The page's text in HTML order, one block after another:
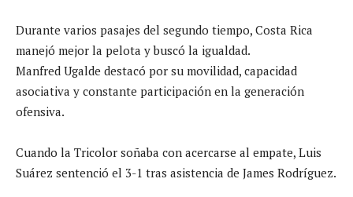
Durante varios pasajes del segundo tiempo, Costa Rica
manejó mejor la pelota y buscó la igualdad.
Manfred Ugalde destacó por su movilidad, capacidad
asociativa y constante participación en la generación
ofensiva.
Cuando la Tricolor soñaba con acercarse al empate, Luis
Suárez sentenció el 3-1 tras asistencia de James Rodríguez.